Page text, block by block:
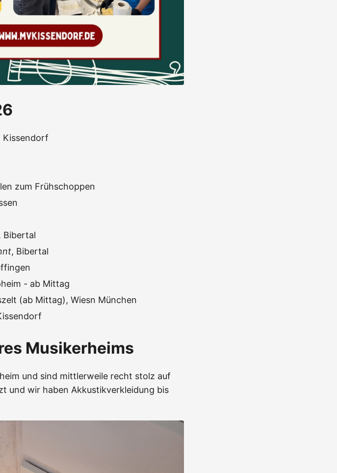
Kissendorf
zum Frühschoppen
Bibertal
, Bibertal
- ab Mittag
(ab Mittag), Wiesn München
Musikerheims
und sind mittlerweile recht stolz auf
und wir haben Akkustikverkleidung bis